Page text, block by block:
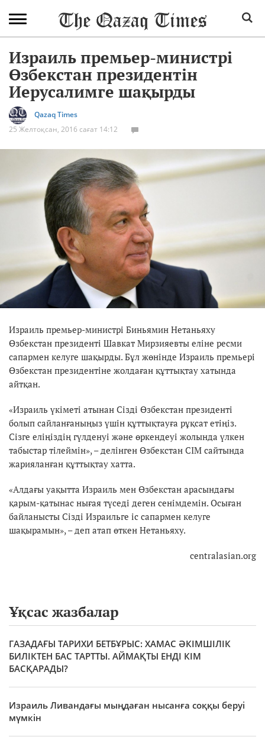
Израиль премьер-министрі
Өзбекстан президентін
Иерусалимге шақырды
Qazaq Times
25 Желтоқсан, 2016 сағат 14:12
Израиль премьер-министрі Биньямин Нетаньяху
Өзбекстан президенті Шавкат Мирзияевты еліне ресми
сапармен келуге шақырды. Бұл жөнінде Израиль премьері
Өзбекстан президентіне жолдаған құттықтау хатында
айтқан.
«Израиль үкіметі атынан Сізді Өзбекстан президенті
болып сайланғаныңыз үшін құттықтауға рұқсат етіңіз.
Сізге еліңіздің гүлденуі және өркендеуі жолында үлкен
табыстар тілеймін», – делінген Өзбекстан СІМ сайтында
жарияланған құттықтау хатта.
«Алдағы уақытта Израиль мен Өзбекстан арасындағы
қарым-қатынас нығая түседі деген сенімдемін. Осыған
байланысты Сізді Израильге іс сапармен келуге
шақырамын», – деп атап өткен Нетаньяху.
centralasian.org
Ұқсас жазбалар
ГАЗАДАҒЫ ТАРИХИ БЕТБҰРЫС: ХАМАС ӘКІМШІЛІК
БИЛІКТЕН БАС ТАРТТЫ. АЙМАҚТЫ ЕНДІ КІМ
БАСҚАРАДЫ?
Израиль Ливандағы мыңдаған нысанға соққы беруі
мүмкін